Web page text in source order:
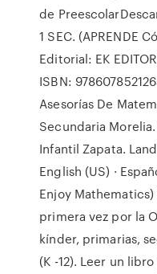
de
1 SEC. (APRENDE
Editorial: EK
ISBN:
Asesorías De
Secundaria
Infantil Zapata.
English (US) ·
Enjoy
primera vez por la
kínder, primarias,
(K -12). Leer un